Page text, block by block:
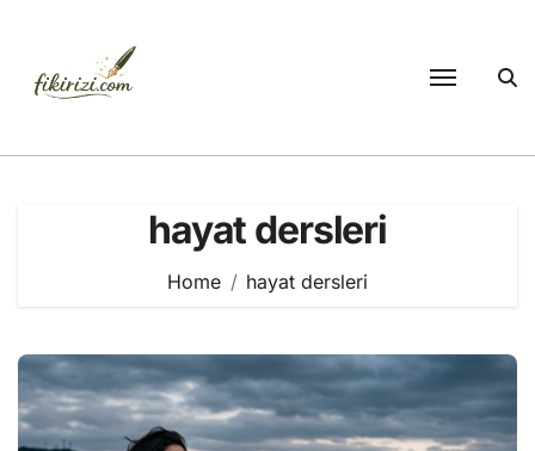
hayat dersleri
Home hayat dersleri